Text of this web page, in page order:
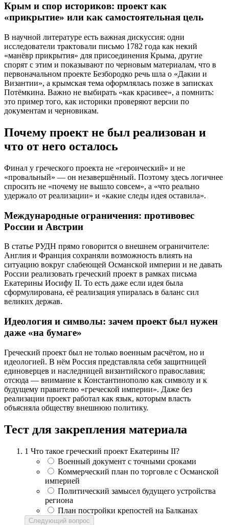
Крым и спор историков: проект как
«прикрытие» или как самостоятельная цель
В научной литературе есть важная дискуссия: одни
исследователи трактовали письмо 1782 года как некий
«манёвр прикрытия» для присоединения Крыма, другие
спорят с этим и показывают по черновым материалам, что в
первоначальном проекте Безбородко речь шла о «Дакии и
Византии», а крымская тема оформлялась позже в записках
Потёмкина. Важно не выбирать «как красивее», а помнить:
это пример того, как историки проверяют версии по
документам и черновикам.
Почему проект не был реализован и
что от него осталось
Финал у греческого проекта не «героический» и не
«провальный» — он незавершённый. Поэтому здесь логичнее
спросить не «почему не вышло совсем», а «что реально
удержало от реализации» и «какие следы идея оставила».
Международные ограничения: противовес
России и Австрии
В статье РУДН прямо говорится о внешнем ограничителе:
Англия и Франция сохраняли возможность влиять на
ситуацию вокруг слабеющей Османской империи и не давать
России реализовать греческий проект в рамках письма
Екатерины Иосифу II. То есть даже если идея была
сформулирована, её реализация упиралась в баланс сил
великих держав.
Идеология и символы: зачем проект был нужен
даже «на бумаге»
Греческий проект был не только военным расчётом, но и
идеологией. В нём Россия представляла себя защитницей
единоверцев и наследницей византийского православия;
отсюда — внимание к Константинополю как символу и к
будущему правителю «греческой империи». Даже без
реализации проект работал как язык, которым власть
объясняла обществу внешнюю политику.
Тест для закрепления материала
1 Что такое греческий проект Екатерины II?
Военный документ с точными сроками
Коммерческий план по торговле с Османской
империей
Политический замысел будущего устройства
региона
План постройки крепостей на Балканах
Следующий вопрос